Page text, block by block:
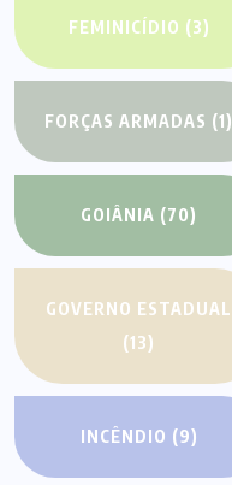
FEMINICÍDIO (3)
FORÇAS ARMADAS (1)
GOIÂNIA (70)
GOVERNO ESTADUAL
(13)
INCÊNDIO (9)